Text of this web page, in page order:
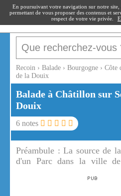
recoin.fr
Recoin › Balade › Bourgogne › Côte
de la Douix
Balade à Châtillon sur
Douix
6 notes
Préambule : La source de
d'un Parc dans la ville
En poursuivant votre navigation sur notre
permettant de vous proposer des contenus et
respect de votre vie privée.